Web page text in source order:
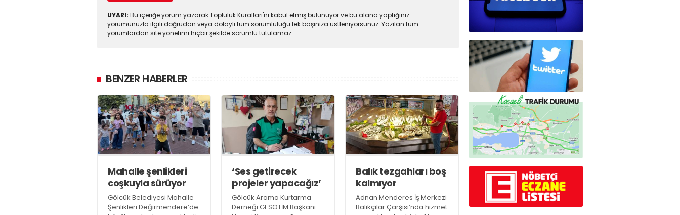
UYARI: Bu içeriğe yorum yazarak Topluluk Kuralları'nı kabul etmiş bulunuyor ve bu alana yaptığınız
yorumunuzla ilgili doğrudan veya dolaylı tüm sorumluluğu tek başınıza üstleniyorsunuz. Yazılan tüm
yorumlardan site yönetimi hiçbir şekilde sorumlu tutulamaz.
BENZER HABERLER
Mahalle şenlikleri
coşkuyla sürüyor
Gölcük Belediyesi Mahalle
Şenlikleri Değirmendere’de
‘Ses getirecek
projeler yapacağız’
Gölcük Arama Kurtarma
Derneği GESOTİM Başkanı
Balık tezgahları boş
kalmıyor
Adnan Menderes İş Merkezi
Balıkçılar Çarşısı’nda hizmet